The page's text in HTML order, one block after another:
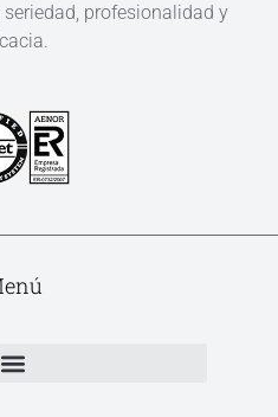
profesionalidad y